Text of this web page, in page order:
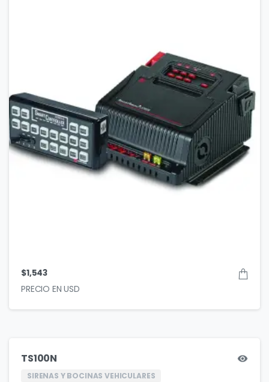
$1,543
TS100N
SIRENAS Y BOCINAS VEHICULARES